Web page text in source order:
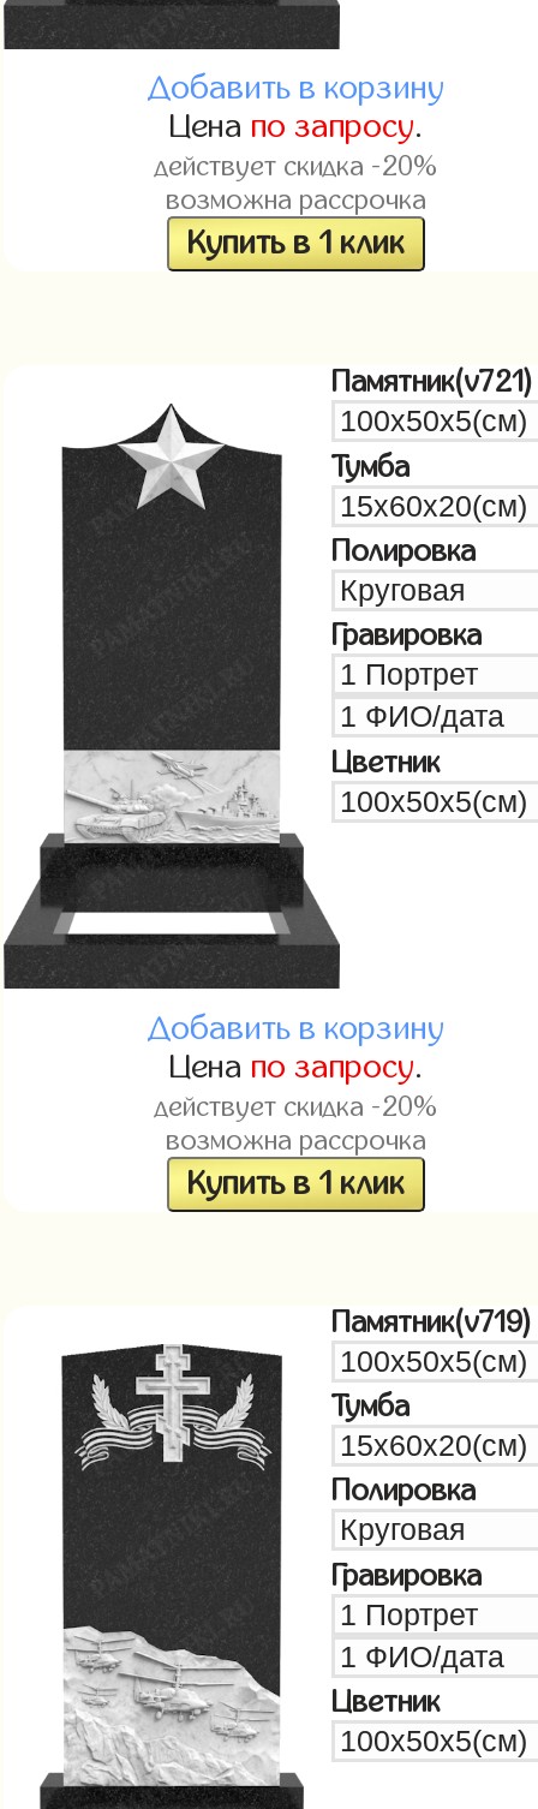
Добавить в корзину
Цена по запросу.
действует скидка -20%
возможна рассрочка
Купить в 1 клик
Памятник(v721)
Тумба
Полировка
Гравировка
Цветник
Добавить в корзину
Цена по запросу.
действует скидка -20%
возможна рассрочка
Купить в 1 клик
Памятник(v719)
Тумба
Полировка
Гравировка
Цветник